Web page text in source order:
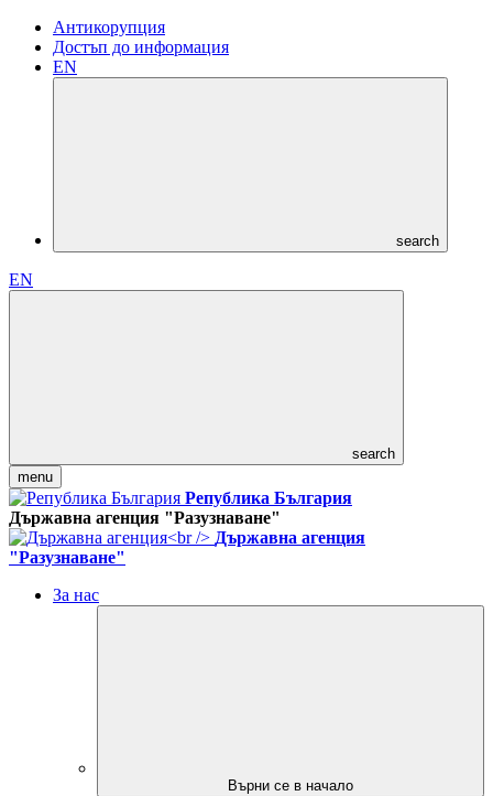
Антикорупция
Достъп до информация
EN
search
EN
search
menu
Република България
Държавна агенция "Разузнаване"
Държавна агенция
"Разузнаване"
За нас
Върни се в начало